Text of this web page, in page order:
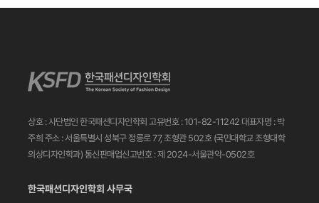
상호 : 사단법인 한국패션디자인학회 고유번호 : 101-82-11242 대표자명 : 박
주희 주소 : 서울특별시 성북구 정릉로 77, 조형관 502호 (국민대학교 조형대학
의상디자인학과) 통신판매업신고번호 : 제 2024-서울관악-0502호
한국패션디자인학회 사무국